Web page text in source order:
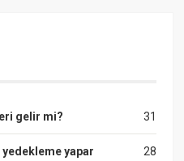
31
gelir mi?
28
yapar